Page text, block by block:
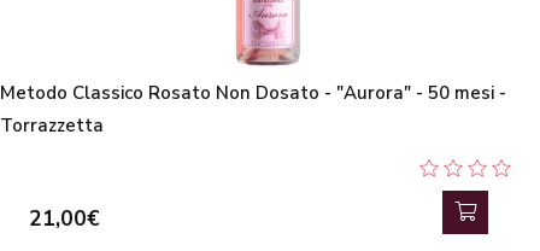
Metodo Classico Rosato Non Dosato - "Aurora" - 50 mesi -
Torrazzetta
21,00€